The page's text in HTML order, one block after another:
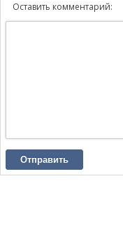
Оставить комментарий:
Отправить